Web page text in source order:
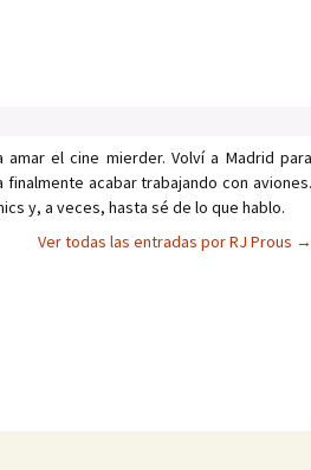
el cine mierder. Volví a Madrid para
acabar trabajando con aviones.
y, a veces, hasta sé de lo que hablo.
Ver todas las entradas por RJ Prous →